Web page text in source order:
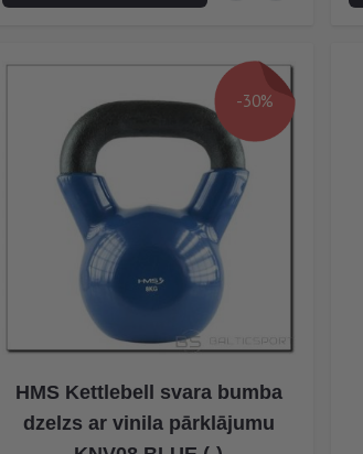
-30%
HMS Kettlebell svara bumba
dzelzs ar vinila pārklājumu